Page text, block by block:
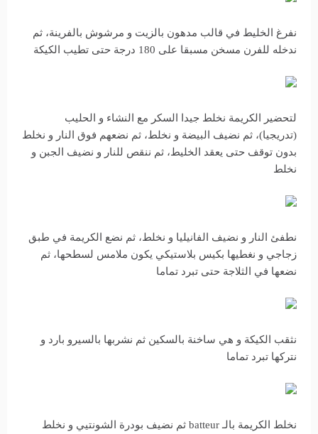
نفرغ الخليط في قالب مدهون بالزيت و مرشوش بالفرينة، ثم
ندخله للفرن مسخن مسبقا على 180 درجة حتى تطيب الكيكة
لتحضير الكريمة نخلط جيدا السكر مع النشاء و الحليب
(تدريجيا)، ثم نضيف البيضة و نخلط، ثم نضعهم فوق النار و نخلط
بدون توقف حتى يعقد الخليط، ثم ننقص للنار و نضيف الجبن و
نخلط
نطفئ النار و نضيف الفانيليا و نخلط، ثم نضع الكريمة في طبق
زجاجي و نغطيها بكيس بلاستيكي يكون ملامس لسطحها، ثم
نضعها في الثلاجة حتى تبرد تماما
نثقب الكيكة و هي ساخنة بالسكين ثم نشربها بالسيرو بارد و
نتركها تبرد تماما
نخلط الكريمة بالـ batteur ثم نضيف بودرة الشونتيي و نخلط